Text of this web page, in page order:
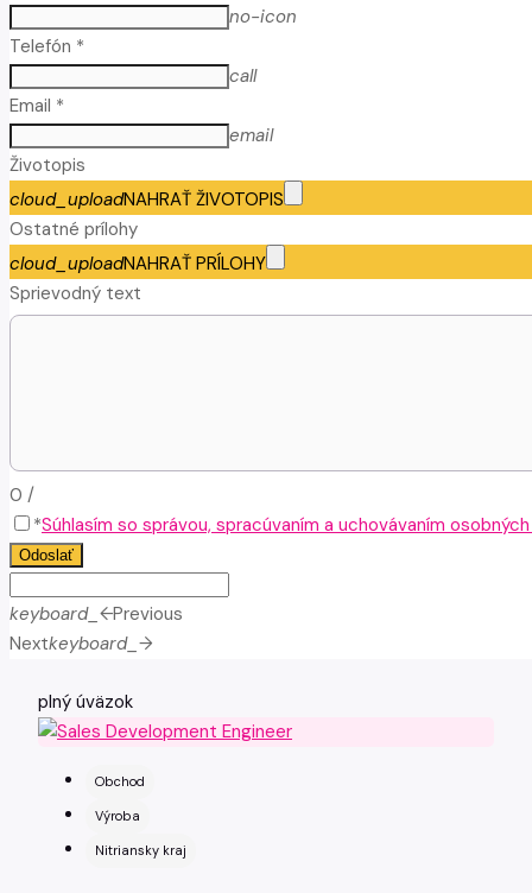
no-icon
Telefón *
call
Email *
email
Životopis
cloud_uploadNAHRAŤ ŽIVOTOPIS
Ostatné prílohy
cloud_uploadNAHRAŤ PRÍLOHY
Sprievodný text
0 /
*Súhlasím so správou, spracúvaním a uchovávaním
Odoslať
keyboard_arrow_leftPrevious
Nextkeyboard_arrow_right
plný úväzok
Obchod
Výroba
Nitriansky kraj